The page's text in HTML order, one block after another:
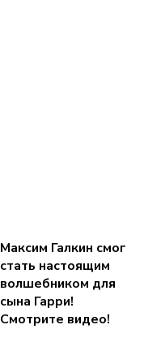
Максим Галкин смог
стать настоящим
волшебником для
сына Гарри!
Смотрите видео!